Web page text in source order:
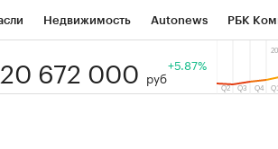
Недвижимость Autonews РБК
Тренды
20 672 000 руб
+5.87%